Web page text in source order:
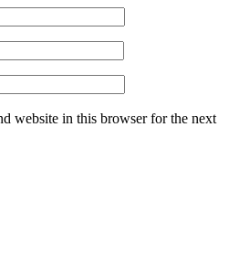
website in this browser for the next